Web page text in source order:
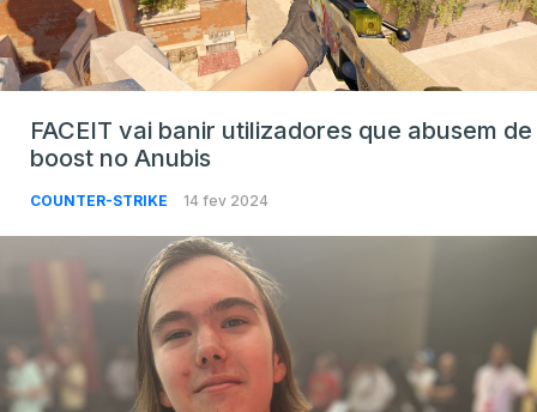
FACEIT vai banir utilizadores que abusem de
boost no Anubis
COUNTER-STRIKE 14 fev 2024